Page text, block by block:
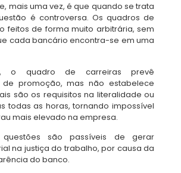
mais uma vez, é que quando se trata
é controversa. Os quadros de
feitos de forma muito arbitrária, sem
cada bancário encontra-se em uma
o quadro de carreiras prevê
de promoção, mas não estabelece
são os requisitos na literalidade ou
todas as horas, tornando impossível
mais elevado na empresa.
questões são passíveis de gerar
na justiça do trabalho, por causa da
do banco.